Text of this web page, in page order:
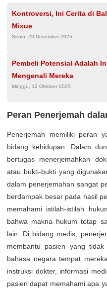
Kontroversi, Ini Cerita di
Mixue
Senin, 29 Desember 2025
Pembeli Potensial Adalah
Mengenali Mereka
Minggu, 12 Oktober 2025
Peran Penerjemah
Penerjemah memiliki peran
bidang kehidupan. Dalam
bertugas menerjemahkan
atau bukti-bukti yang
dalam penerjemahan sangat
berdampak besar pada hasil
memahami istilah-istilah
bahwa makna hukum tetap
lain. Di bidang medis,
membantu pasien yang
bahasa negara tempat
instruksi dokter, informasi
pasien dapat memahami apa